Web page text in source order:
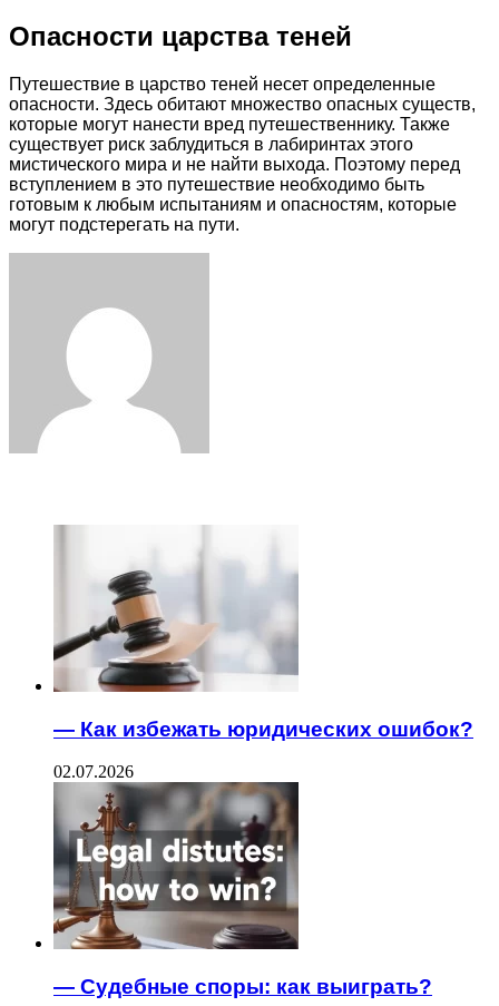
Опасности царства теней
Путешествие в царство теней несет определенные
опасности. Здесь обитают множество опасных существ,
которые могут нанести вред путешественнику. Также
существует риск заблудиться в лабиринтах этого
мистического мира и не найти выхода. Поэтому перед
вступлением в это путешествие необходимо быть
готовым к любым испытаниям и опасностям, которые
могут подстерегать на пути.
— Как избежать юридических ошибок?
02.07.2026
— Судебные споры: как выиграть?